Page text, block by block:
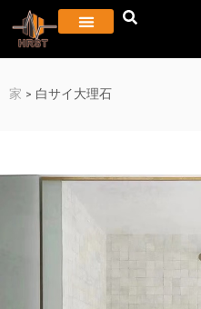
家 > 白サイ大理石